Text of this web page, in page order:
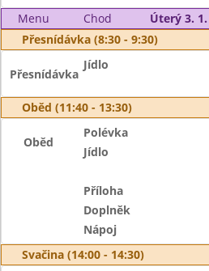
Menu Chod
Úterý 3.
Přesnídávka (8:30 - 9:30)
Přesnídávka
Jídlo
Oběd (11:40 - 13:30)
Oběd
Polévka
Jídlo
Příloha
Doplněk
Nápoj
Svačina (14:00 - 14:30)